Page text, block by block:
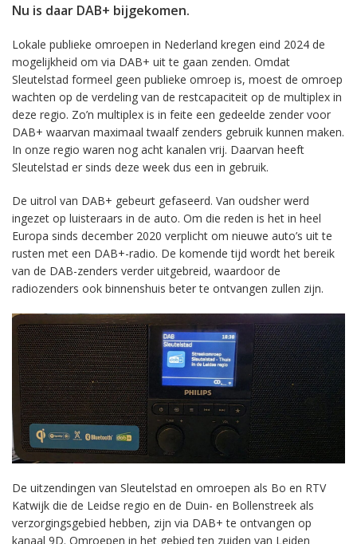
Nu is daar DAB+ bijgekomen.
Lokale publieke omroepen in Nederland kregen eind 2024 de
mogelijkheid om via DAB+ uit te gaan zenden. Omdat
Sleutelstad formeel geen publieke omroep is, moest de omroep
wachten op de verdeling van de restcapaciteit op de multiplex in
deze regio. Zo’n multiplex is in feite een gedeelde zender voor
DAB+ waarvan maximaal twaalf zenders gebruik kunnen maken.
In onze regio waren nog acht kanalen vrij. Daarvan heeft
Sleutelstad er sinds deze week dus een in gebruik.
De uitrol van DAB+ gebeurt gefaseerd. Van oudsher werd
ingezet op luisteraars in de auto. Om die reden is het in heel
Europa sinds december 2020 verplicht om nieuwe auto’s uit te
rusten met een DAB+-radio. De komende tijd wordt het bereik
van de DAB-zenders verder uitgebreid, waardoor de
radiozenders ook binnenshuis beter te ontvangen zullen zijn.
De uitzendingen van Sleutelstad en omroepen als Bo en RTV
Katwijk die de Leidse regio en de Duin- en Bollenstreek als
verzorgingsgebied hebben, zijn via DAB+ te ontvangen op
kanaal 9D. Omroepen in het gebied ten zuiden van Leiden